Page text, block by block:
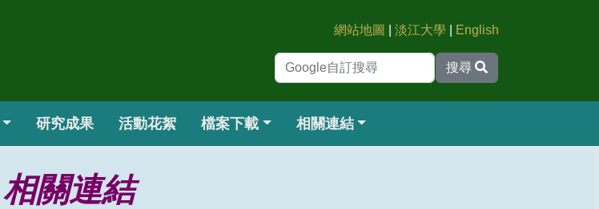
網站地圖 |淡江大學 English
搜尋
研究成果 活動花絮 檔案下載 相關連結
相關連結